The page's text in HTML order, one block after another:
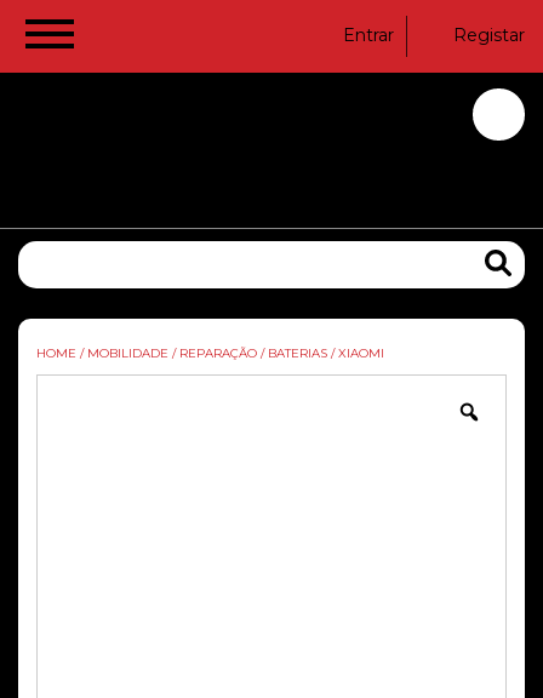
Entrar Registar
HOME / MOBILIDADE / REPARAÇÃO / BATERIAS / XIAOMI